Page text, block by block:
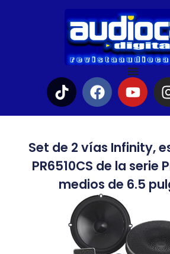
Set de 2 vías Infinity,
PR6510CS de la serie
medios de 6.5